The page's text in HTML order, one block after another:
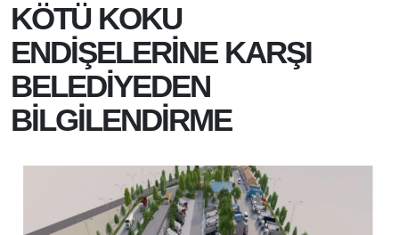
KÖTÜ KOKU
ENDİŞELERİNE KARŞI
BELEDİYEDEN
BİLGİLENDİRME